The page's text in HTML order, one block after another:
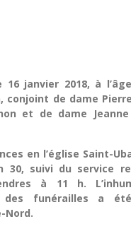
16 janvier 2018, à
conjoint de dame
et de dame Jeanne
en l’église Saint-
30, suivi du service
à 11 h.
des funérailles a
Nord.